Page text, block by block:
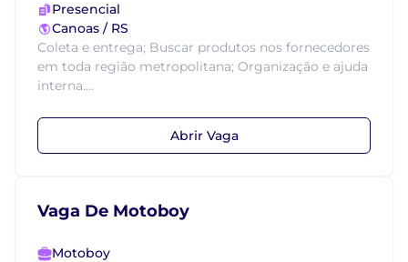
Presencial
Canoas / RS
Coleta e entrega; Buscar produtos nos fornecedores
em toda região metropolitana; Organização e ajuda
interna....
Abrir Vaga
Vaga De Motoboy
Motoboy